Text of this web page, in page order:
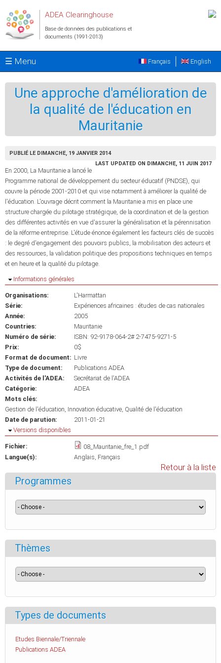
ADEA Clearinghouse
Base de données des publications et
documents (1991-2013)
☰ Menu English
Français
Une approche d'amélioration de
la qualité de l'éducation en
Mauritanie
PUBLIÉ LE DIMANCHE, 19 JANVIER 2014
LAST UPDATED ON DIMANCHE, 11 JUIN 2017
En 2000, La Mauritanie a lancé le
Programme national de développement du secteur éducatif (PNDSE), qui
couvre la période 2001-2010 et qui vise notamment à améliorer la qualité de
l'éducation. L'ouvrage décrit comment la Mauritanie a mis en place une
structure chargée du pilotage stratégique, de la coordination et de la gestion
des différentes activités en vue d'assurer la généralisation et la pérennisation
de la réforme entreprise. L'étude énonce également les facteurs clés de succès
: le degré d'engagement des pouvoirs publics, la mobilisation des acteurs et
des ressources, la validation politique des propositions techniques en temps
et en heure et la qualité du pilotage.
Masquer
Informations générales
Organisations:
L'Harmattan
Série:
Expériences africaines : études de cas nationales
Année:
2005
Countries:
Mauritanie
Numéro de série:
ISBN: 92-9178-064-2# 2-7475-9271-5
Prix:
0$
Format de document: Livre
Type de document:
Publications ADEA
Activités de l'ADEA:
Secrétariat de l'ADEA
Catégorie:
ADEA
Mots clés:
Gestion de l'éducation Innovation éducative Qualité de l'éducation
Date de parution:
2011-01-21
Masquer
Versions disponibles
Fichier:
08_Mauritanie_fre_1.pdf
Langue(s):
Anglais Français
Retour à la liste
Programmes
Thèmes
Types de documents
Etudes Biennale/Triennale
Publications ADEA